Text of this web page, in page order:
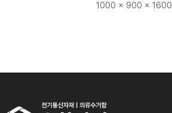
1000 × 900 × 1600